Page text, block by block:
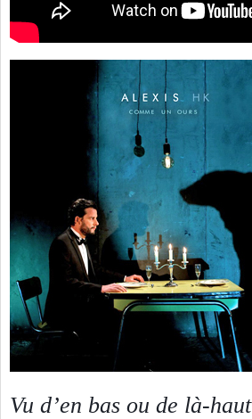
Vu d’en bas ou de là-haut